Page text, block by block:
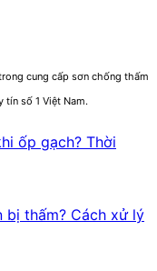
cung cấp sơn chống thấm
tín số 1 Việt Nam.
ốp gạch? Thời
bị thấm? Cách xử lý